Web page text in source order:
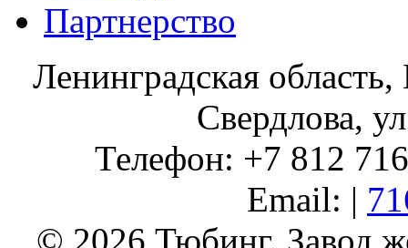
Партнерство
Ленинградская
Свердлова,
Телефон: +7 812
Email: |